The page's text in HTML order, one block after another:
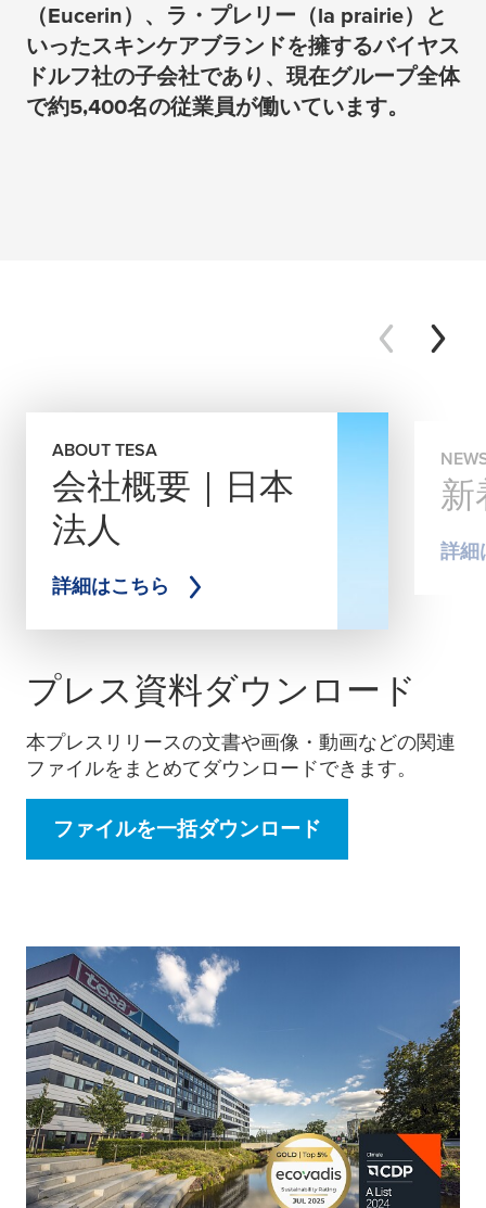
（Eucerin）、ラ・プレリー（la prairie）と
いったスキンケアブランドを擁するバイヤス
ドルフ社の子会社であり、現在グループ全体
で約5,400名の従業員が働いています。
ABOUT TESA
会社概要｜日本
法人
詳細はこちら
新
詳細
プレス資料ダウンロード
本プレスリリースの文書や画像・動画などの関連
ファイルをまとめてダウンロードできます。
ファイルを一括ダウンロード